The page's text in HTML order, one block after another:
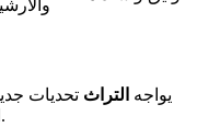
يواجه التراث تحديات
العالمية اللغات الأقلية وبعض الممارسات.